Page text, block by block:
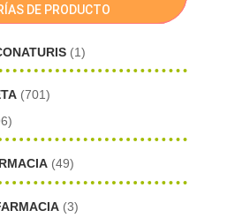
DE PRODUCTO
(1)
(701)
(49)
(3)